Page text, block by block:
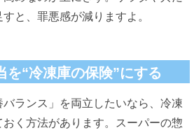
と、罪悪感が減りますよ。
“冷凍庫の保険”にする
バランス」を両立したいなら、冷凍
く方法があります。スーパーの惣